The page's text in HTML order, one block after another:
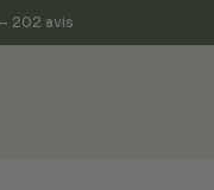
202 avis